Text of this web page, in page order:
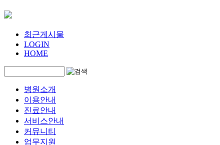
최근게시물
LOGIN
HOME
병원소개
이용안내
진료안내
서비스안내
커뮤니티
업무지원